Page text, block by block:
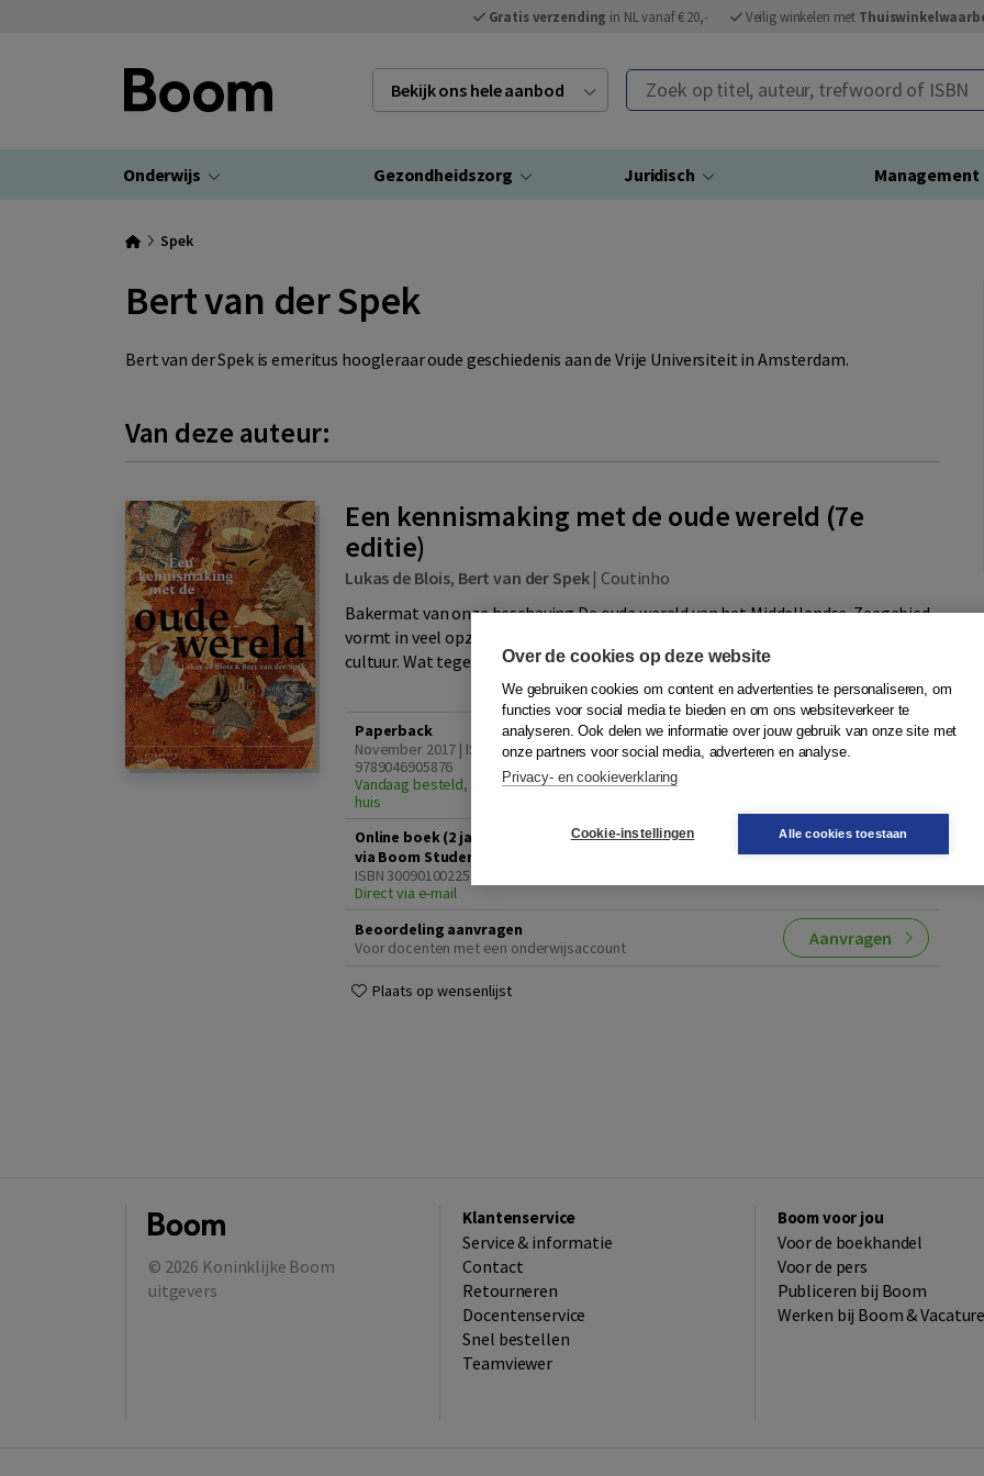
Gratis verzending in NL vanaf € 20,- Veilig winkelen met
Bekijk ons hele aanbod Zoek op titel, auteur, trefwoord of ISBN
Onderwijs Gezondheidszorg Juridisch Management
Spek
Bert van der Spek
Bert van der Spek is emeritus hoogleraar oude geschiedenis aan de Vrije Universiteit in Amsterdam.
Van deze auteur:
Een kennismaking met de oude wereld (7e
editie)
Lukas de Blois, Bert van der Spek| Coutinho
Bakermat van onze beschaving De oude wereld van het Middellandse-Zeegebied
vormt in veel opzichten de bron van zowel de Europese als de islamitische
cultuur. Wat tegenwoordig nog steeds een rol sp...Meer
Paperback
November 2017 | ISBN
9789046905876
Vandaag besteld, dinsdag in
huis
47,50 Quantity
− In winkelwagen
Online boek (2 jaar toegang
via Boom Student)
ISBN 3009010022559
Direct via e-mail
Beoordeling aanvragen
Voor docenten met een onderwijsaccount
Aanvragen
Plaats op wensenlijst
© 2026 Koninklijke Boom
uitgevers
Klantenservice
Service & informatie
Contact
Retourneren
Docentenservice
Snel bestellen
Teamviewer
Boom voor jou
Voor de boekhandel
Voor de pers
Publiceren bij Boom
Werken bij Boom &
Over de cookies op deze website
We gebruiken cookies om content en advertenties te personaliseren, om
functies voor social media te bieden en om ons websiteverkeer te
analyseren. Ook delen we informatie over jouw gebruik van onze site met
onze partners voor social media, adverteren en analyse.
Privacy- en cookieverklaring
Cookie-instellingen Alle cookies toestaan